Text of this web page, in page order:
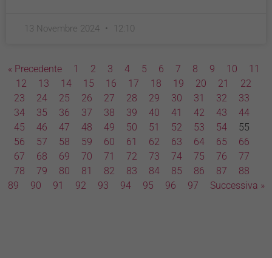
13 Novembre 2024 12:10
« Precedente 1 2 3 4 5 6 7 8 9 10
11
12
13 14 15 16 17 18 19 20 21
22
23
24 25 26 27 28 29 30 31 32
33
34
35 36 37 38 39 40 41 42 43
44
45
46 47 48 49 50 51 52 53 54
55
56
57 58 59 60 61 62 63 64 65
66
67
68 69 70 71 72 73 74 75 76
77
78
79 80 81 82 83 84 85 86 87
88
89
90 91 92 93 94 95 96 97 Successiva »